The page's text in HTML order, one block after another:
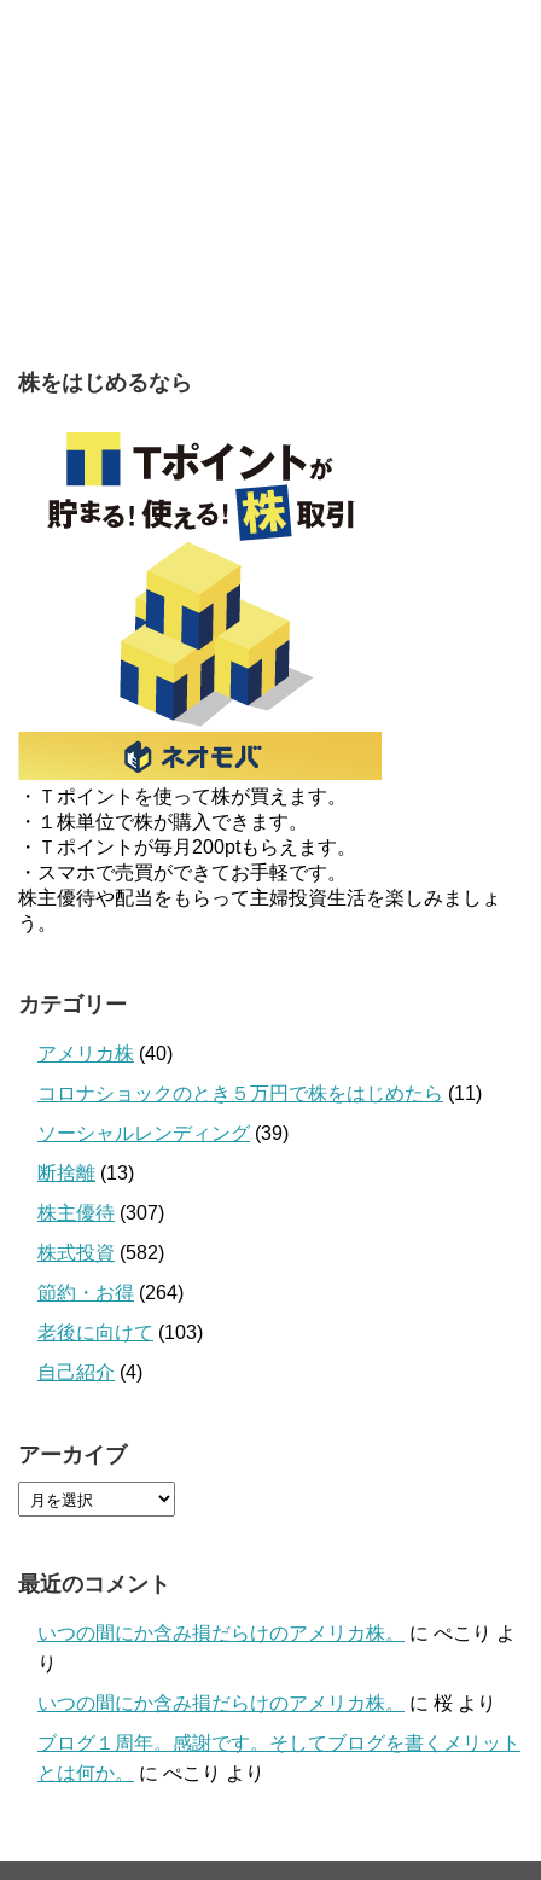
株をはじめるなら
・Ｔポイントを使って株が買えます。
・１株単位で株が購入できます。
・Ｔポイントが毎月200ptもらえます。
・スマホで売買ができてお手軽です。
株主優待や配当をもらって主婦投資生活を楽しみましょ
う。
カテゴリー
アメリカ株 (40)
コロナショックのとき５万円で株をはじめたら (11)
ソーシャルレンディング (39)
断捨離 (13)
株主優待 (307)
株式投資 (582)
節約・お得 (264)
老後に向けて (103)
自己紹介 (4)
アーカイブ
最近のコメント
いつの間にか含み損だらけのアメリカ株。 に ぺこり よ
り
いつの間にか含み損だらけのアメリカ株。
に 桜 より
ブログ１周年。感謝です。そしてブログを書くメリット
とは何か。
に ぺこり より